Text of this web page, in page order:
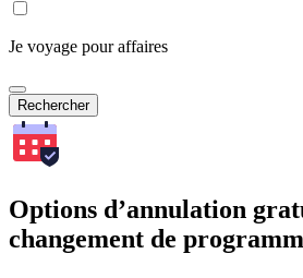
Je voyage pour affaires
Rechercher
Options d’annulation
changement de